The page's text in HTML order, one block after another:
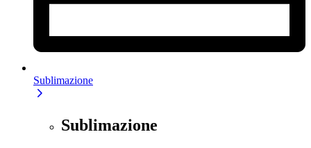
Sublimazione
Sublimazione